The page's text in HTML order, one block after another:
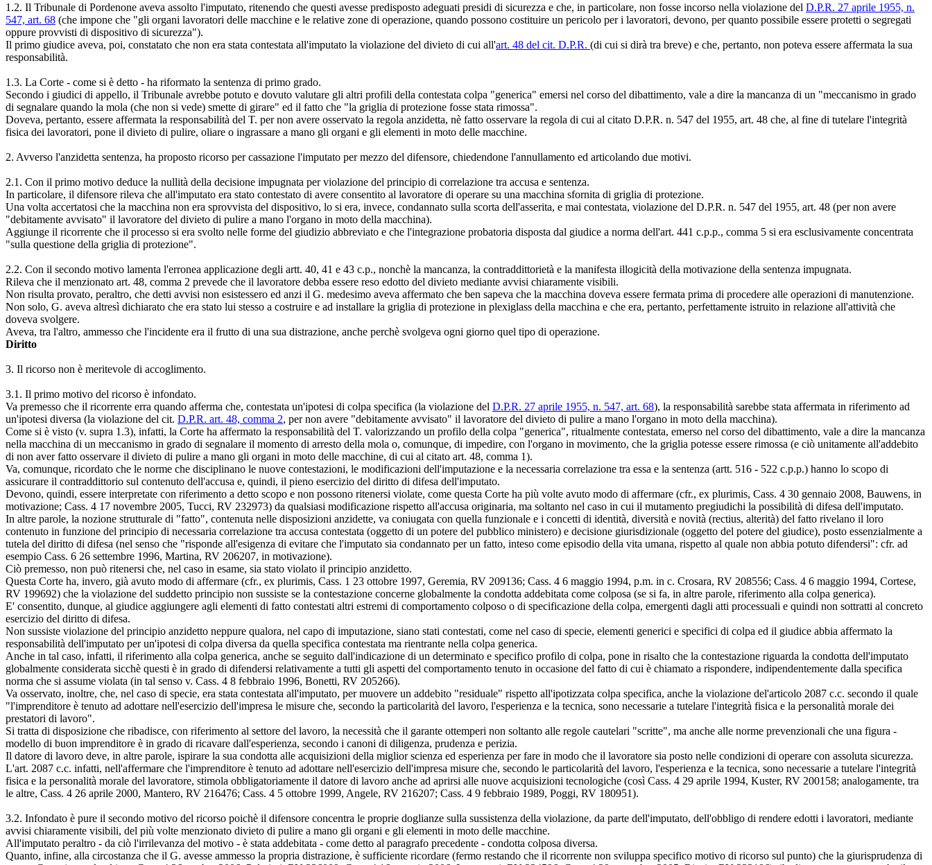
1.2. Il Tribunale di Pordenone aveva assolto l'imputato, ritenendo che questi avesse predisposto adeguati presidi di sicurezza e che, in particolare, non fosse incorso nella violazione del D.P.R. 27 aprile 1955, n.
547, art. 68 (che impone che "gli organi lavoratori delle macchine e le relative zone di operazione, quando possono costituire un pericolo per i lavoratori, devono, per quanto possibile essere protetti o segregati
oppure provvisti di dispositivo di sicurezza").
Il primo giudice aveva, poi, constatato che non era stata contestata all'imputato la violazione del divieto di cui all'art. 48 del cit. D.P.R. (di cui si dirà tra breve) e che, pertanto, non poteva essere affermata la sua
responsabilità.
1.3. La Corte - come si è detto - ha riformato la sentenza di primo grado.
Secondo i giudici di appello, il Tribunale avrebbe potuto e dovuto valutare gli altri profili della contestata colpa "generica" emersi nel corso del dibattimento, vale a dire la mancanza di un "meccanismo in grado
di segnalare quando la mola (che non si vede) smette di girare" ed il fatto che "la griglia di protezione fosse stata rimossa".
Doveva, pertanto, essere affermata la responsabilità del T. per non avere osservato la regola anzidetta, nè fatto osservare la regola di cui al citato D.P.R. n. 547 del 1955, art. 48 che, al fine di tutelare l'integrità
fisica dei lavoratori, pone il divieto di pulire, oliare o ingrassare a mano gli organi e gli elementi in moto delle macchine.
2. Avverso l'anzidetta sentenza, ha proposto ricorso per cassazione l'imputato per mezzo del difensore, chiedendone l'annullamento ed articolando due motivi.
2.1. Con il primo motivo deduce la nullità della decisione impugnata per violazione del principio di correlazione tra accusa e sentenza.
In particolare, il difensore rileva che all'imputato era stato contestato di avere consentito al lavoratore di operare su una macchina sfornita di griglia di protezione.
Una volta accertatosi che la macchina non era sprovvista del dispositivo, lo si era, invece, condannato sulla scorta dell'asserita, e mai contestata, violazione del D.P.R. n. 547 del 1955, art. 48 (per non avere
"debitamente avvisato" il lavoratore del divieto di pulire a mano l'organo in moto della macchina).
Aggiunge il ricorrente che il processo si era svolto nelle forme del giudizio abbreviato e che l'integrazione probatoria disposta dal giudice a norma dell'art. 441 c.p.p., comma 5 si era esclusivamente concentrata
"sulla questione della griglia di protezione".
2.2. Con il secondo motivo lamenta l'erronea applicazione degli artt. 40, 41 e 43 c.p., nonchè la mancanza, la contraddittorietà e la manifesta illogicità della motivazione della sentenza impugnata.
Rileva che il menzionato art. 48, comma 2 prevede che il lavoratore debba essere reso edotto del divieto mediante avvisi chiaramente visibili.
Non risulta provato, peraltro, che detti avvisi non esistessero ed anzi il G. medesimo aveva affermato che ben sapeva che la macchina doveva essere fermata prima di procedere alle operazioni di manutenzione.
Non solo, G. aveva altresì dichiarato che era stato lui stesso a costruire e ad installare la griglia di protezione in plexiglass della macchina e che era, pertanto, perfettamente istruito in relazione all'attività che
doveva svolgere.
Aveva, tra l'altro, ammesso che l'incidente era il frutto di una sua distrazione, anche perchè svolgeva ogni giorno quel tipo di operazione.
Diritto
3. Il ricorso non è meritevole di accoglimento.
3.1. Il primo motivo del ricorso è infondato.
Va premesso che il ricorrente erra quando afferma che, contestata un'ipotesi di colpa specifica (la violazione del D.P.R. 27 aprile 1955, n. 547, art. 68), la responsabilità sarebbe stata affermata in riferimento ad
un'ipotesi diversa (la violazione del cit. D.P.R. art. 48, comma 2, per non avere "debitamente avvisato" il lavoratore del divieto di pulire a mano l'organo in moto della macchina).
Come si è visto (v. supra 1.3), infatti, la Corte ha affermato la responsabilità del T. valorizzando un profilo della colpa "generica", ritualmente contestata, emerso nel corso del dibattimento, vale a dire la mancanza
nella macchina di un meccanismo in grado di segnalare il momento di arresto della mola o, comunque, di impedire, con l'organo in movimento, che la griglia potesse essere rimossa (e ciò unitamente all'addebito
di non aver fatto osservare il divieto di pulire a mano gli organi in moto delle macchine, di cui al citato art. 48, comma 1).
Va, comunque, ricordato che le norme che disciplinano le nuove contestazioni, le modificazioni dell'imputazione e la necessaria correlazione tra essa e la sentenza (artt. 516 - 522 c.p.p.) hanno lo scopo di
assicurare il contraddittorio sul contenuto dell'accusa e, quindi, il pieno esercizio del diritto di difesa dell'imputato.
Devono, quindi, essere interpretate con riferimento a detto scopo e non possono ritenersi violate, come questa Corte ha più volte avuto modo di affermare (cfr., ex plurimis, Cass. 4 30 gennaio 2008, Bauwens, in
motivazione; Cass. 4 17 novembre 2005, Tucci, RV 232973) da qualsiasi modificazione rispetto all'accusa originaria, ma soltanto nel caso in cui il mutamento pregiudichi la possibilità di difesa dell'imputato.
In altre parole, la nozione strutturale di "fatto", contenuta nelle disposizioni anzidette, va coniugata con quella funzionale e i concetti di identità, diversità e novità (rectius, alterità) del fatto rivelano il loro
contenuto in funzione del principio di necessaria correlazione tra accusa contestata (oggetto di un potere del pubblico ministero) e decisione giurisdizionale (oggetto del potere del giudice), posto essenzialmente a
tutela del diritto di difesa (nel senso che "risponde all'esigenza di evitare che l'imputato sia condannato per un fatto, inteso come episodio della vita umana, rispetto al quale non abbia potuto difendersi": cfr. ad
esempio Cass. 6 26 settembre 1996, Martina, RV 206207, in motivazione).
Ciò premesso, non può ritenersi che, nel caso in esame, sia stato violato il principio anzidetto.
Questa Corte ha, invero, già avuto modo di affermare (cfr., ex plurimis, Cass. 1 23 ottobre 1997, Geremia, RV 209136; Cass. 4 6 maggio 1994, p.m. in c. Crosara, RV 208556; Cass. 4 6 maggio 1994, Cortese,
RV 199692) che la violazione del suddetto principio non sussiste se la contestazione concerne globalmente la condotta addebitata come colposa (se si fa, in altre parole, riferimento alla colpa generica).
E' consentito, dunque, al giudice aggiungere agli elementi di fatto contestati altri estremi di comportamento colposo o di specificazione della colpa, emergenti dagli atti processuali e quindi non sottratti al concreto
esercizio del diritto di difesa.
Non sussiste violazione del principio anzidetto neppure qualora, nel capo di imputazione, siano stati contestati, come nel caso di specie, elementi generici e specifici di colpa ed il giudice abbia affermato la
responsabilità dell'imputato per un'ipotesi di colpa diversa da quella specifica contestata ma rientrante nella colpa generica.
Anche in tal caso, infatti, il riferimento alla colpa generica, anche se seguito dall'indicazione di un determinato e specifico profilo di colpa, pone in risalto che la contestazione riguarda la condotta dell'imputato
globalmente considerata sicchè questi è in grado di difendersi relativamente a tutti gli aspetti del comportamento tenuto in occasione del fatto di cui è chiamato a rispondere, indipendentemente dalla specifica
norma che si assume violata (in tal senso v. Cass. 4 8 febbraio 1996, Bonetti, RV 205266).
Va osservato, inoltre, che, nel caso di specie, era stata contestata all'imputato, per muovere un addebito "residuale" rispetto all'ipotizzata colpa specifica, anche la violazione del'articolo 2087 c.c. secondo il quale
"l'imprenditore è tenuto ad adottare nell'esercizio dell'impresa le misure che, secondo la particolarità del lavoro, l'esperienza e la tecnica, sono necessarie a tutelare l'integrità fisica e la personalità morale dei
prestatori di lavoro".
Si tratta di disposizione che ribadisce, con riferimento al settore del lavoro, la necessità che il garante ottemperi non soltanto alle regole cautelari "scritte", ma anche alle norme prevenzionali che una figura -
modello di buon imprenditore è in grado di ricavare dall'esperienza, secondo i canoni di diligenza, prudenza e perizia.
Il datore di lavoro deve, in altre parole, ispirare la sua condotta alle acquisizioni della miglior scienza ed esperienza per fare in modo che il lavoratore sia posto nelle condizioni di operare con assoluta sicurezza.
L'art. 2087 c.c. infatti, nell'affermare che l'imprenditore è tenuto ad adottare nell'esercizio dell'impresa misure che, secondo le particolarità del lavoro, l'esperienza e la tecnica, sono necessarie a tutelare l'integrità
fisica e la personalità morale del lavoratore, stimola obbligatoriamente il datore di lavoro anche ad aprirsi alle nuove acquisizioni tecnologiche (così Cass. 4 29 aprile 1994, Kuster, RV 200158; analogamente, tra
le altre, Cass. 4 26 aprile 2000, Mantero, RV 216476; Cass. 4 5 ottobre 1999, Angele, RV 216207; Cass. 4 9 febbraio 1989, Poggi, RV 180951).
3.2. Infondato è pure il secondo motivo del ricorso poichè il difensore concentra le proprie doglianze sulla sussistenza della violazione, da parte dell'imputato, dell'obbligo di rendere edotti i lavoratori, mediante
avvisi chiaramente visibili, del più volte menzionato divieto di pulire a mano gli organi e gli elementi in moto delle macchine.
All'imputato peraltro - da ciò l'irrilevanza del motivo - è stata addebitata - come detto al paragrafo precedente - condotta colposa diversa.
Quanto, infine, alla circostanza che il G. avesse ammesso la propria distrazione, è sufficiente ricordare (fermo restando che il ricorrente non sviluppa specifico motivo di ricorso sul punto) che la giurisprudenza di